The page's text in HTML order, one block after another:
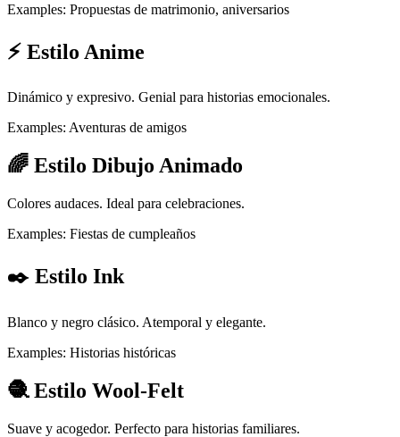
Examples: Propuestas de matrimonio, aniversarios
⚡ Estilo Anime
Dinámico y expresivo. Genial para historias emocionales.
Examples: Aventuras de amigos
🌈 Estilo Dibujo Animado
Colores audaces. Ideal para celebraciones.
Examples: Fiestas de cumpleaños
✒️ Estilo Ink
Blanco y negro clásico. Atemporal y elegante.
Examples: Historias históricas
🧶 Estilo Wool-Felt
Suave y acogedor. Perfecto para historias familiares.